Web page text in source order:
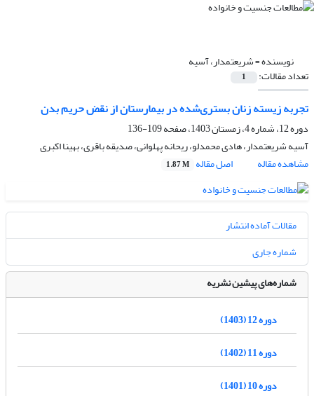
نویسنده =شریعتمدار، آسیه
تعداد مقالات: 1
تجربه زیسته زنان بستری‌شده در بیمارستان از نقض حریم بدن
دوره 12، شماره 4، زمستان 1403، صفحه
109-136
آسیه شریعتمدار، هادی محمدلو، ریحانه پهلوانی، صدیقه باقری، بهینا اکبری
مشاهده مقاله
اصل مقاله 1.87 M
مقالات آماده انتشار
شماره جاری
شماره‌های پیشین نشریه
دوره 12 (1403)
دوره 11 (1402)
دوره 10 (1401)